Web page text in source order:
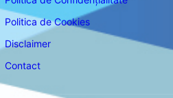
Politica de Cookies
Disclaimer
Contact